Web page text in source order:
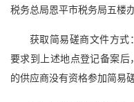
税务总局恩平市税务局五楼
获取简易磋商文件方式
要求到上述地点登记备案
的供应商没有资格参加简易磋